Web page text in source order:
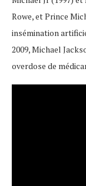
Rowe, et Prince
insémination
2009, Michael
overdose de